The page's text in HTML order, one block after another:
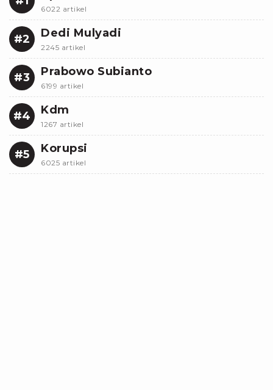
6022 artikel
#2 Dedi Mulyadi
2245 artikel
#3 Prabowo Subianto
6199 artikel
#4 Kdm
1267 artikel
#5 Korupsi
6025 artikel